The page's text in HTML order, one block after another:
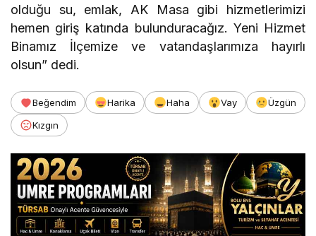
olduğu su, emlak, AK Masa gibi hizmetlerimizi
hemen giriş katında bulunduracağız. Yeni Hizmet
Binamız İlçemize ve vatandaşlarımıza hayırlı
olsun” dedi.
Beğendim Harika Haha Vay
Üzgün
Kızgın